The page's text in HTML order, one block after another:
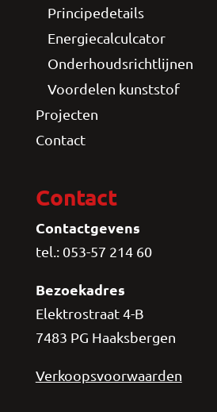
Principedetails
Energiecalculcator
Onderhoudsrichtlijnen
Voordelen kunststof
Projecten
Contact
Contact
Contactgevens
tel.: 053-57 214 60
Bezoekadres
Elektrostraat 4-B
7483 PG Haaksbergen
Verkoopsvoorwaarden